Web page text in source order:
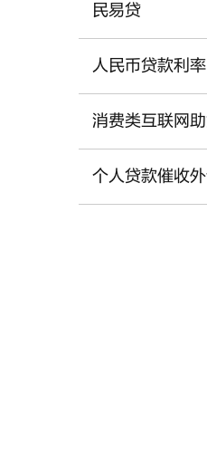
民易贷
人民币贷款利率